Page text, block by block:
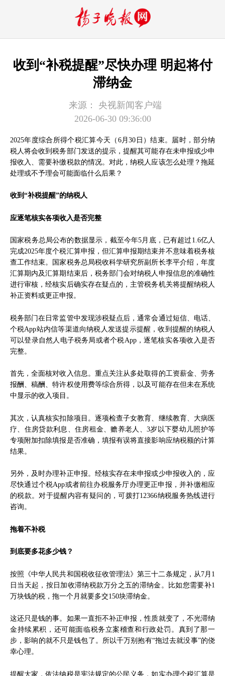
收到“补税提醒”尽快办理 明起将付
滞纳金
来源：
央视新闻客户端
2026-06-30 09:36:00
2025年度综合所得个税汇算今天（6月30日）结束。届时，部分纳
税人将会收到税务部门发送的提示，提醒其可能存在未申报或少申
报收入、需要补缴税款的情况。对此，纳税人应该怎么处理？拖延
处理或不予理会可能面临什么后果？
收到“补税提醒”的纳税人
应逐笔核实各项收入是否完整
国家税务总局公布的数据显示，截至今年5月底，已有超过1.6亿人
完成2025年度个税汇算申报，但汇算申报期结束并不意味着税务核
查工作结束。国家税务总局税收科学研究所副所长李平介绍，年度
汇算期内及汇算期结束后，税务部门会对纳税人申报信息的准确性
进行审核，经核实后确实存在疑点的，主管税务机关将提醒纳税人
补正资料或更正申报。
税务部门在日常监管中发现涉税疑点后，通常会通过短信、电话、
个税App站内信等渠道向纳税人发送提示提醒，收到提醒的纳税人
可以登录自然人电子税务局或者个税App，逐笔核实各项收入是否
完整。
首先，全面核对收入信息。重点关注从多处取得的工资薪金、劳务
报酬、稿酬、特许权使用费等综合所得，以及可能存在但未在系统
中显示的收入项目。
其次，认真核实扣除项目。逐项检查子女教育、继续教育、大病医
疗、住房贷款利息、住房租金、赡养老人、3岁以下婴幼儿照护等
专项附加扣除填报是否准确，填报有误将直接影响应纳税额的计算
结果。
另外，及时办理补正申报。经核实存在未申报或少申报收入的，应
尽快通过个税App或者前往办税服务厅办理更正申报，并补缴相应
的税款。对于提醒内容有疑问的，可拨打12366纳税服务热线进行
咨询。
拖着不补税
到底要多花多少钱？
按照《中华人民共和国税收征收管理法》第三十二条规定，从7月1
日当天起，按日加收滞纳税款万分之五的滞纳金。比如您需要补1
万块钱的税，拖一个月就要多交150块滞纳金。
这还只是钱的事。如果一直拒不补正申报，性质就变了，不光滞纳
金持续累积，还可能面临税务立案稽查和行政处罚。真到了那一
步，影响的就不只是钱包了。所以千万别抱有“拖过去就没事”的侥
幸心理。
提醒大家，依法纳税是宪法规定的公民义务，如实办理个税汇算是